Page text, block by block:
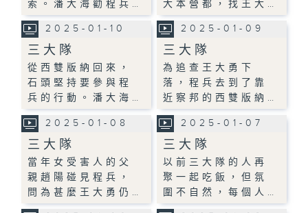
索。潘大海勸程兵…
大本營都，找王大…
2025-01-10
三大隊
從西雙版納回來，
石頭堅持要參與程
兵的行動。潘大海…
2025-01-09
三大隊
為追查王大勇下
落，程兵去到了靠
近察邦的西雙版納…
2025-01-08
三大隊
當年女受害人的父
親趙陽碰見程兵，
問為甚麼王大勇仍…
2025-01-07
三大隊
以前三大隊的人再
聚一起吃飯，但氛
圍不自然，每個人…